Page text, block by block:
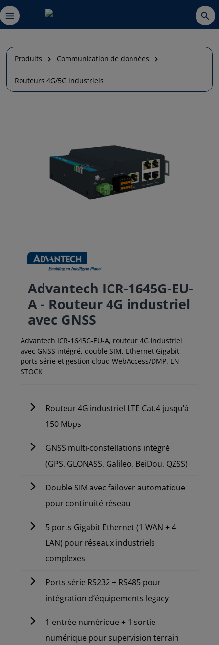
Produits Communication de données
Routeurs 4G/5G industriels
Advantech ICR-1645G-EU-
A - Routeur 4G industriel
avec GNSS
Advantech ICR-1645G-EU-A, routeur 4G industriel
avec GNSS intégré, double SIM, Ethernet Gigabit,
ports série et gestion cloud WebAccess/DMP. EN
STOCK
Routeur 4G industriel LTE Cat.4 jusqu’à
150 Mbps
GNSS multi-constellations intégré
(GPS, GLONASS, Galileo, BeiDou, QZSS)
Double SIM avec failover automatique
pour continuité réseau
5 ports Gigabit Ethernet (1 WAN + 4
LAN) pour réseaux industriels
complexes
Ports série RS232 + RS485 pour
intégration d’équipements legacy
1 entrée numérique + 1 sortie
numérique pour supervision terrain